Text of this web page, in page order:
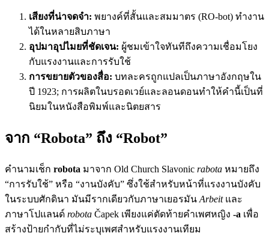
เสียงที่น่าจดจำ: พยางค์ที่สั้นและสมมาตร (RO-bot) ทำงาน
ได้ในหลายสิบภาษา
อุปมาอุปไมยที่ชัดเจน: ผู้ชมเข้าใจทันทีถึงความเชื่อมโยง
กับแรงงานและการรับใช้
การขยายตัวของสื่อ: บทละครถูกแปลเป็นภาษาอังกฤษใน
ปี 1923; การผลิตในบรอดเวย์และลอนดอนทำให้คำนี้เป็นที่
นิยมในหนังสือพิมพ์และนิตยสาร
จาก “Robota” ถึง “Robot”
คำนามเช็ก robota มาจาก Old Church Slavonic rabota หมายถึง
“การรับใช้” หรือ “งานบังคับ” ซึ่งใช้สำหรับหน้าที่แรงงานบังคับ
ในระบบศักดินา มันมีรากเดียวกับภาษาเยอรมัน Arbeitและ
ภาษาโปแลนด์ robota Čapek เพียงแค่ตัดท้ายคำเพศหญิง -a เพื่อ
สร้างป้ายกำกับที่ไม่ระบุเพศสำหรับแรงงานเทียม